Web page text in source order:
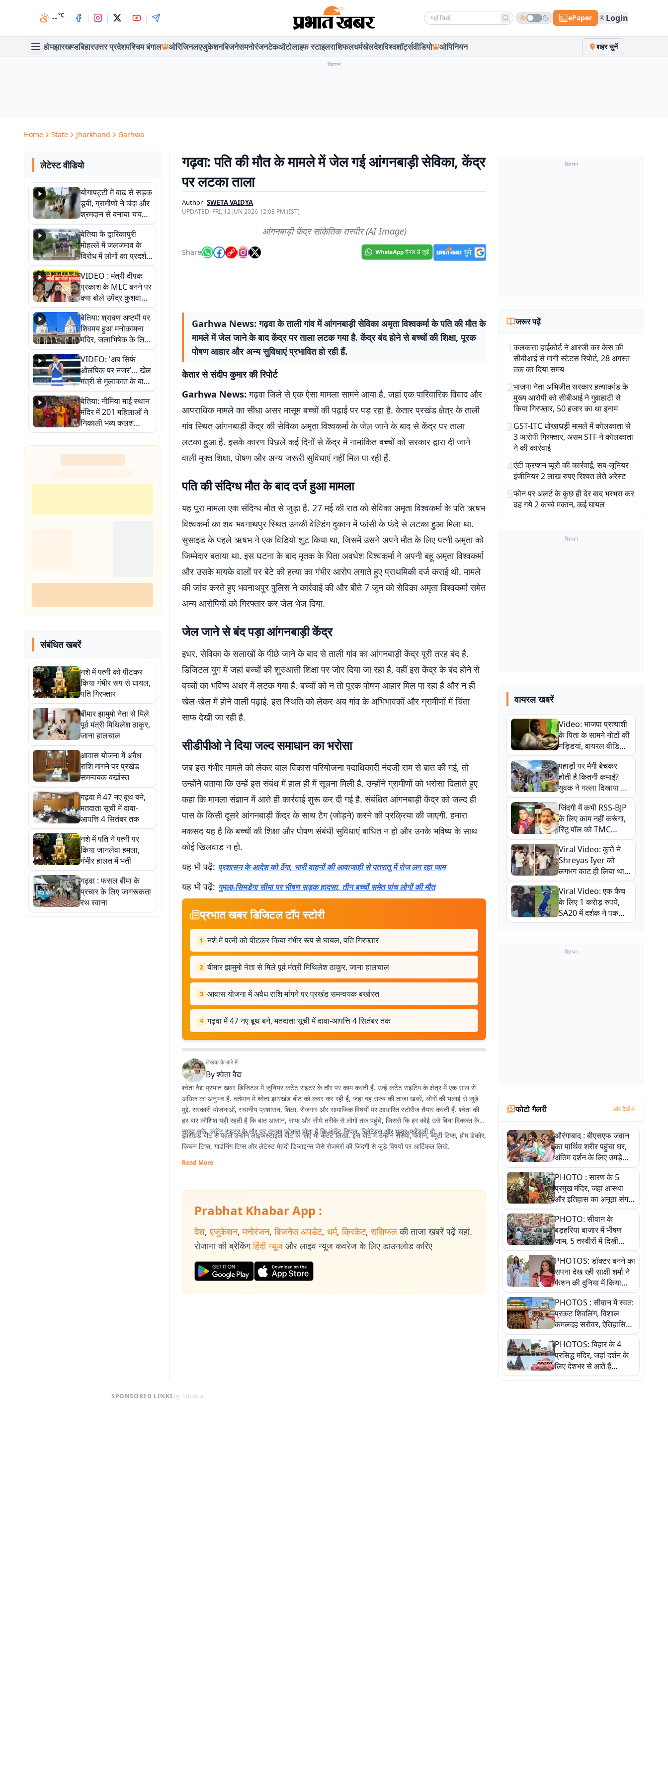
--°C | | | | Search news ePaper Login
होमझारखण्डबिहारउत्तर प्रदेशपश्चिम बंगाल ओरिजिनलएजुकेशनबिजनेसमनोरंजनटेकऑटोलाइफ स्टाइलराशिफलधर्मखेलदेशविश्वशॉर्ट्सवीडियो ओपिनियन शहर चुनें
विज्ञापन
Home State Jharkhand Garhwa
लेटेस्ट वीडियो
योगापट्टी में बाढ़ से सड़क
डूबी, ग्रामीणों ने चंदा और
श्रमदान से बनाया चचरी
पुल
बेतिया के द्वारिकापुरी
मोहल्ले में जलजमाव के
विरोध में लोगों का प्रदर्शन,
स्थायी समाधान की मांग
VIDEO : मंत्री दीपक
प्रकाश के MLC बनने पर
क्या बोले उपेंद्र कुशवाहा,
सुनिए
बेतिया: श्रावण अष्टमी पर
शिवमय हुआ मनोकामना
मंदिर, जलाभिषेक के लिए
लगी लंबी कतारें
VIDEO: 'अब सिर्फ
ओलंपिक पर नजर'... खेल
मंत्री से मुलाकात के बाद
जैसमीन लंबोरिया का बड़ा
बयान
बेतिया: नीमिया माई स्थान
मंदिर में 201 महिलाओं ने
निकाली भव्य कलश
शोभायात्रा, शिवलिंग
प्राण-प्रतिष्ठा महोत्सव
शुरू
संबंधित खबरें
नशे में पत्नी को पीटकर
किया गंभीर रूप से घायल,
पति गिरफ्तार
बीमार झामुमो नेता से मिले
पूर्व मंत्री मिथिलेश ठाकुर,
जाना हालचाल
आवास योजना में अवैध
राशि मांगने पर प्रखंड
समन्वयक बर्खास्त
गढ़वा में 47 नए बूथ बने,
मतदाता सूची में दावा-
आपत्ति 4 सितंबर तक
नशे में पति ने पत्नी पर
किया जानलेवा हमला,
गंभीर हालत में भर्ती
गढ़वा : फसल बीमा के
प्रचार के लिए जागरूकता
रथ रवाना
गढ़वा: पति की मौत के मामले में जेल गई आंगनबाड़ी सेविका, केंद्र
पर लटका ताला
Author SWETA VAIDYA
UPDATED: FRI, 12 JUN 2026 12:03 PM (IST)
आंगनबाड़ी केंद्र सांकेतिक तस्वीर (AI Image)
Share
Garhwa News: गढ़वा के ताली गांव में आंगनबाड़ी सेविका अमृता विश्वकर्मा के पति की मौत के
मामले में जेल जाने के बाद केंद्र पर ताला लटक गया है. केंद्र बंद होने से बच्चों की शिक्षा, पूरक
पोषण आहार और अन्य सुविधाएं प्रभावित हो रही हैं.
केतार से संदीप कुमार की रिपोर्ट
Garhwa News:गढ़वा जिले से एक ऐसा मामला सामने आया है, जहां एक पारिवारिक विवाद और
आपराधिक मामले का सीधा असर मासूम बच्चों की पढ़ाई पर पड़ रहा है. केतार प्रखंड क्षेत्र के ताली
गांव स्थित आंगनबाड़ी केंद्र की सेविका अमृता विश्वकर्मा के जेल जाने के बाद से केंद्र पर ताला
लटका हुआ है. इसके कारण पिछले कई दिनों से केंद्र में नामांकित बच्चों को सरकार द्वारा दी जाने
वाली मुफ्त शिक्षा, पोषण और अन्य जरूरी सुविधाएं नहीं मिल पा रही हैं.
पति की संदिग्ध मौत के बाद दर्ज हुआ मामला
यह पूरा मामला एक संदिग्ध मौत से जुड़ा है. 27 मई की रात को सेविका अमृता विश्वकर्मा के पति ऋषभ
विश्वकर्मा का शव भवनाथपुर स्थित उनकी वेल्डिंग दुकान में फांसी के फंदे से लटका हुआ मिला था.
सुसाइड के पहले ऋषभ ने एक विडियो शूट किया था, जिसमें उसने अपने मौत के लिए पत्नी अमृता को
जिम्मेदार बताया था. इस घटना के बाद मृतक के पिता अवधेश विश्वकर्मा ने अपनी बहू अमृता विश्वकर्मा
और उसके मायके वालों पर बेटे की हत्या का गंभीर आरोप लगाते हुए प्राथमिकी दर्ज कराई थी. मामले
की जांच करते हुए भवनाथपुर पुलिस ने कार्रवाई की और बीते 7 जून को सेविका अमृता विश्वकर्मा समेत
अन्य आरोपियों को गिरफ्तार कर जेल भेज दिया.
जेल जाने से बंद पड़ा आंगनबाड़ी केंद्र
इधर, सेविका के सलाखों के पीछे जाने के बाद से ताली गांव का आंगनबाड़ी केंद्र पूरी तरह बंद है.
डिजिटल युग में जहां बच्चों की शुरुआती शिक्षा पर जोर दिया जा रहा है, वहीं इस केंद्र के बंद होने से
बच्चों का भविष्य अधर में लटक गया है. बच्चों को न तो पूरक पोषण आहार मिल पा रहा है और न ही
खेल-खेल में होने वाली पढ़ाई. इस स्थिति को लेकर अब गांव के अभिभावकों और ग्रामीणों में चिंता
साफ देखी जा रही है.
सीडीपीओ ने दिया जल्द समाधान का भरोसा
जब इस गंभीर मामले को लेकर बाल विकास परियोजना पदाधिकारी नंदजी राम से बात की गई, तो
उन्होंने बताया कि उन्हें इस संबंध में हाल ही में सूचना मिली है. उन्होंने ग्रामीणों को भरोसा दिलाते हुए
कहा कि मामला संज्ञान में आते ही कार्रवाई शुरू कर दी गई है. संबंधित आंगनबाड़ी केंद्र को जल्द ही
पास के किसी दूसरे आंगनबाड़ी केंद्र के साथ टैग (जोड़ने) करने की प्रक्रिया की जाएगी. हमारा
मकसद यह है कि बच्चों की शिक्षा और पोषण संबंधी सुविधाएं बाधित न हो और उनके भविष्य के साथ
कोई खिलवाड़ न हो.
यह भी पढ़ें: प्रशासन के आदेश को ठेंगा, भारी वाहनों की आवाजाही से पतरातू में रोज लग रहा जाम
यह भी पढ़ें: गुमला-सिमडेगा सीमा पर भीषण सड़क हादसा, तीन बच्चों समेत पांच लोगों की मौत
प्रभात खबर डिजिटल टॉप स्टोरी
1 नशे में पत्नी को पीटकर किया गंभीर रूप से घायल, पति गिरफ्तार
2 बीमार झामुमो नेता से मिले पूर्व मंत्री मिथिलेश ठाकुर, जाना हालचाल
3 आवास योजना में अवैध राशि मांगने पर प्रखंड समन्वयक बर्खास्त
4 गढ़वा में 47 नए बूथ बने, मतदाता सूची में दावा-आपत्ति 4 सितंबर तक
लेखक के बारे में
Byश्वेता वैद्य
श्वेता वैद्य प्रभात खबर डिजिटल में जूनियर कंटेंट राइटर के तौर पर काम करती हैं. उन्हें कंटेंट राइटिंग के क्षेत्र में एक साल से
अधिक का अनुभव है. वर्तमान में श्वेता झारखंड बीट को कवर कर रही हैं, जहां वह राज्य की ताजा खबरें, लोगों की भलाई से जुड़े
मुद्दे, सरकारी योजनाओं, स्थानीय प्रशासन, शिक्षा, रोजगार और सामाजिक विषयों पर आधारित स्टोरीज तैयार करती हैं. श्वेता की
हर बार कोशिश यही रहती है कि बात आसान, साफ और सीधे तरीके से लोगों तक पहुंचे, जिससे कि हर कोई उसे बिना दिक्कत के
समझ सके. कंटेंट राइटर के तौर पर उनका फोकस होता है कि कंटेंट सिंपल, रिलेटेबल और यूजर-फ्रेंडली हो.
झारखंड बीट से पहले उन्होंने लाइफस्टाइल बीट के लिए भी कंटेंट लिखा. इस बीट में उन्होंने रेसिपी, फैशन, ब्यूटी टिप्स, होम डेकोर,
किचन टिप्स, गार्डनिंग टिप्स और लेटेस्ट मेहंदी डिजाइन्स जैसे रोजमर्रा की जिंदगी से जुड़े विषयों पर आर्टिकल लिखे.
Read More
Prabhat Khabar App :
देश, एजुकेशन, मनोरंजन, बिजनेस अपडेट, धर्म, क्रिकेट, राशिफल की ताजा खबरें पढ़ें यहां.
रोजाना की ब्रेकिंग हिंदी न्यूज और लाइव न्यूज कवरेज के लिए डाउनलोड करिए
विज्ञापन
जरूर पढ़ें
1कलकत्ता हाईकोर्ट ने आरजी कर केस की
सीबीआई से मांगी स्टेटस रिपोर्ट, 28 अगस्त
तक का दिया समय
2भाजपा नेता अभिजीत सरकार हत्याकांड के
मुख्य आरोपी को सीबीआई ने गुवाहाटी से
किया गिरफ्तार, 50 हजार का था इनाम
3GST-ITC धोखाधड़ी मामले में कोलकाता से
3 आरोपी गिरफ्तार, असम STF ने कोलकाता
ने की कार्रवाई
4एंटी क्रप्शन ब्यूरो की कार्रवाई, सब-जूनियर
इंजीनियर 2 लाख रुपए रिश्वत लेते अरेस्ट
5फोन पर अलर्ट के कुछ ही देर बाद भरभरा कर
ढह गये 2 कच्चे मकान, कई घायल
विज्ञापन
वायरल खबरें
Video: भाजपा प्रत्याशी
के पिता के सामने नोटों की
गड्डियां, वायरल वीडियो
से राजनीति में उबाल,
अजित महतो बोले- TMC
की गंदी चाल
पहाड़ों पर मैगी बेचकर
होती है कितनी कमाई?
युवक ने गल्ला दिखाया तो
नौकरी वालों के खड़े हो गए
कान
जिंदगी में कभी RSS-BJP
के लिए काम नहीं करूंगा,
रिंटू पॉल को TMC
ऑफिस में ले जाकर पीटा,
Video वायरल
Viral Video: कुत्ते ने
Shreyas Iyer को
लगभग काट ही लिया था,
न्यूजीलैंड सीरीज से पहले
बाल-बाल बचे
Viral Video: एक कैच
के लिए 1 करोड़ रुपये,
SA20 में दर्शक ने पकड़ा
एक हाथ से गजब का कैच
विज्ञापन
फोटो गैलरी और देखें
औरंगाबाद : बीएसएफ जवान
का पार्थिव शरीर पहुंचा घर,
अंतिम दर्शन के लिए उमड़े
लोग
PHOTO : सारण के 5
प्रमुख मंदिर, जहां आस्था
और इतिहास का अनूठा संगम,
तस्वीरों में जानिए
PHOTO: सीवान के
बड़हरिया बाजार में भीषण
जाम, 5 तस्वीरों में दिखी
अव्यवस्था
PHOTOS: डॉक्टर बनने का
सपना देख रही साक्षी शर्मा ने
फैशन की दुनिया में किया
कमाल,जानिए बेगूसराय की
बेटी ने कैसे दी अपने सपनों
को उड़ान
PHOTOS : सीवान में स्वत:
प्रकट शिवलिंग, विशाल
कमलदह सरोवर, ऐतिहासिक
महेंद्रनाथ मंदिर और घंटाघर
की कहानी, तस्वीरों में देखिए
PHOTOS: बिहार के 4
प्रसिद्ध मंदिर, जहां दर्शन के
लिए देशभर से आते हैं
श्रद्धालु, जानिए इनकी
SPONSORED LINKSby Taboola